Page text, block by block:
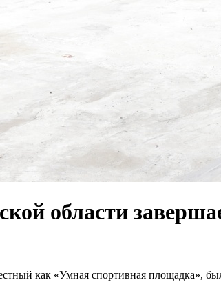
области
как «Умная спортивная площадка»,